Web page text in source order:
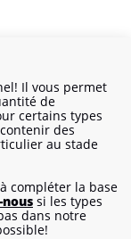
Il vous permet
de
certains types
des
au stade
compléter la base
si les types
dans notre